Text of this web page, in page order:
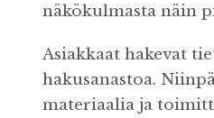
näkökulmasta näin
Asiakkaat hakevat
hakusanastoa.
materiaalia ja